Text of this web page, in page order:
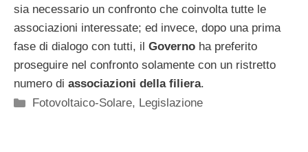
sia necessario un confronto che coinvolta tutte le
associazioni interessate; ed invece, dopo una prima
fase di dialogo con tutti, il Governo ha preferito
proseguire nel confronto solamente con un ristretto
numero di associazioni della filiera.
Categorie
Fotovoltaico-Solare, Legislazione